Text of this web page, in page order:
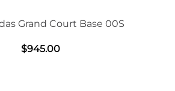
Grand Court Base 00S
$945.00